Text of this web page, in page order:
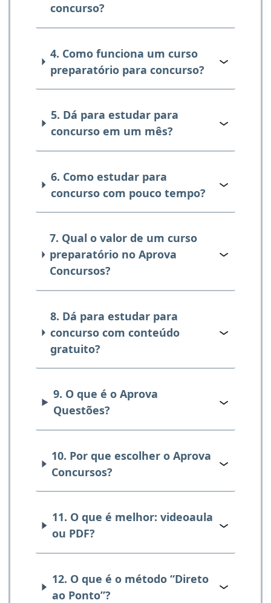
concurso?
4. Como funciona um curso
preparatório para concurso?
5. Dá para estudar para
concurso em um mês?
6. Como estudar para
concurso com pouco tempo?
7. Qual o valor de um curso
preparatório no Aprova
Concursos?
8. Dá para estudar para
concurso com conteúdo
gratuito?
9. O que é o Aprova
Questões?
10. Por que escolher o Aprova
Concursos?
11. O que é melhor: videoaula
ou PDF?
12. O que é o método “Direto
ao Ponto”?